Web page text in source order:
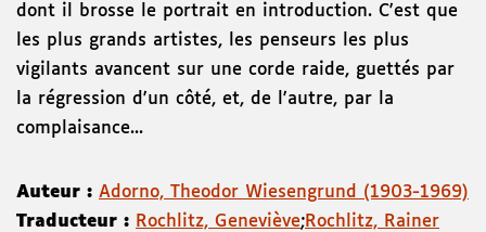
dont il brosse le portrait en introduction. C'est que
les plus grands artistes, les penseurs les plus
vigilants avancent sur une corde raide, guettés par
la régression d'un côté, et, de l'autre, par la
complaisance...
Auteur : Adorno, Theodor Wiesengrund (1903-1969)
Traducteur : Rochlitz, Geneviève;Rochlitz, Rainer